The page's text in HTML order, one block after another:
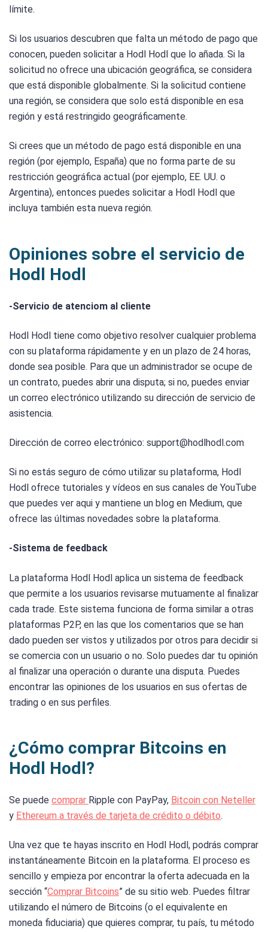
límite.
Si los usuarios descubren que falta un método de pago que
conocen, pueden solicitar a Hodl Hodl que lo añada. Si la
solicitud no ofrece una ubicación geográfica, se considera
que está disponible globalmente. Si la solicitud contiene
una región, se considera que solo está disponible en esa
región y está restringido geográficamente.
Si crees que un método de pago está disponible en una
región (por ejemplo, España) que no forma parte de su
restricción geográfica actual (por ejemplo, EE. UU. o
Argentina), entonces puedes solicitar a Hodl Hodl que
incluya también esta nueva región.
Opiniones sobre el servicio de
Hodl Hodl
-Servicio de atenciom al cliente
Hodl Hodl tiene como objetivo resolver cualquier problema
con su plataforma rápidamente y en un plazo de 24 horas,
donde sea posible. Para que un administrador se ocupe de
un contrato, puedes abrir una disputa; si no, puedes enviar
un correo electrónico utilizando su dirección de servicio de
asistencia.
Dirección de correo electrónico: support@hodlhodl.com
Si no estás seguro de cómo utilizar su plataforma, Hodl
Hodl ofrece tutoriales y vídeos en sus canales de YouTube
que puedes ver aqui y mantiene un blog en Medium, que
ofrece las últimas novedades sobre la plataforma.
-Sistema de feedback
La plataforma Hodl Hodl aplica un sistema de feedback
que permite a los usuarios revisarse mutuamente al finalizar
cada trade. Este sistema funciona de forma similar a otras
plataformas P2P, en las que los comentarios que se han
dado pueden ser vistos y utilizados por otros para decidir si
se comercia con un usuario o no. Solo puedes dar tu opinión
al finalizar una operación o durante una disputa. Puedes
encontrar las opiniones de los usuarios en sus ofertas de
trading o en sus perfiles.
¿Cómo comprar Bitcoins en
Hodl Hodl?
Se puede comprar Ripple con PayPay, Bitcoin con Neteller
y Ethereum a través de tarjeta de crédito o débito.
Una vez que te hayas inscrito en Hodl Hodl, podrás comprar
instantáneamente Bitcoin en la plataforma. El proceso es
sencillo y empieza por encontrar la oferta adecuada en la
sección “Comprar Bitcoins” de su sitio web. Puedes filtrar
utilizando el número de Bitcoins (o el equivalente en
moneda fiduciaria) que quieres comprar, tu país, tu método